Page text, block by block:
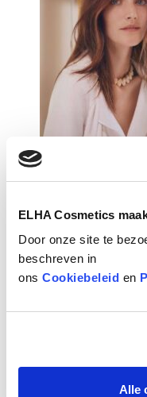
ELHA Cosmetics
Door onze site te
beschreven in
ons Cookiebeleid en
Alle